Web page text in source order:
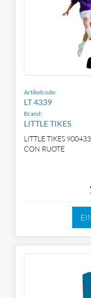
Artikelcode:
LT 4339
Brand:
LITTLE TIKES
LITTLE TIKES
CON RUOTE